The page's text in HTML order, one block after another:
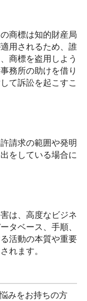
商標は知的財産局
用されるため、誰
商標を盗用しよう
務所の助けを借り
て訴訟を起こすこ
請求の範囲や発明
をしている場合に
は、高度なビジネ
タベース、手順、
活動の本質や重要
れます。
みをお持ちの方